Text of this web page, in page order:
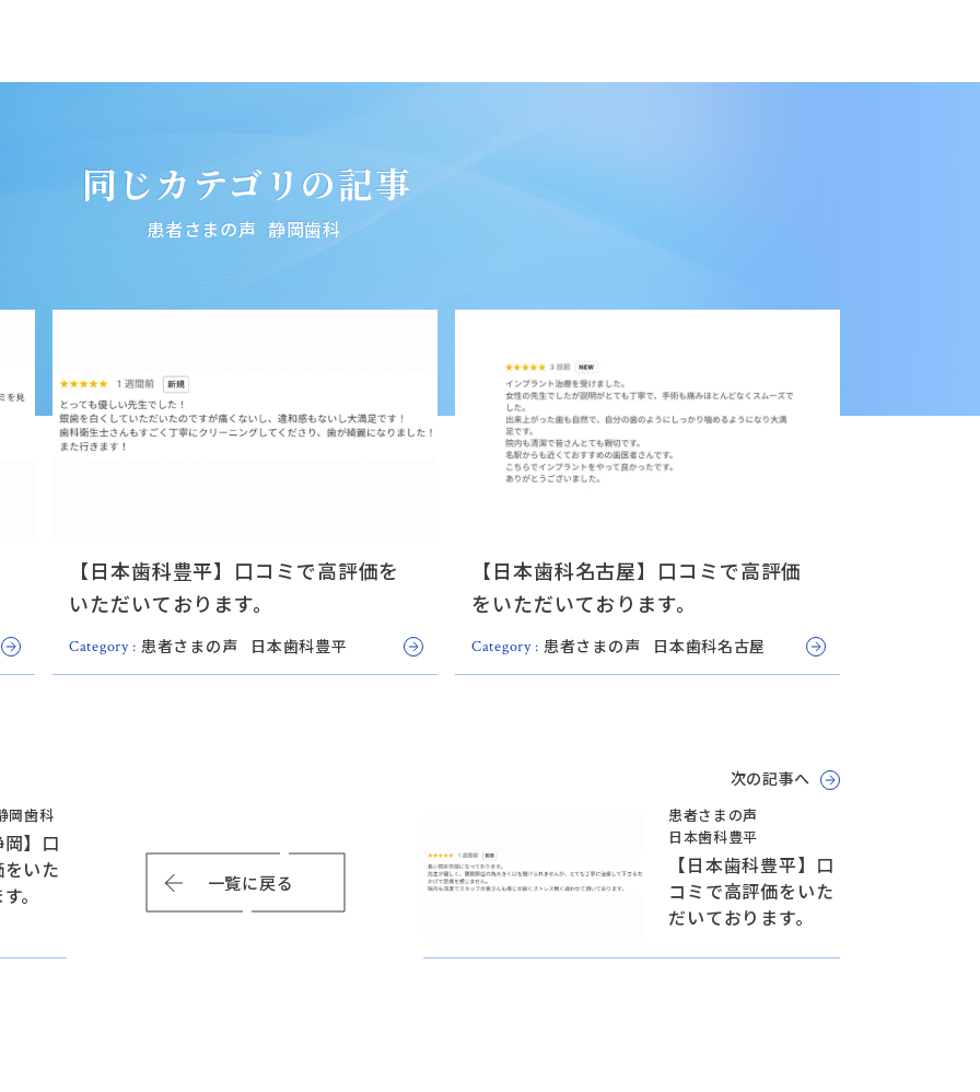
同じカテゴリの記事
患者さまの声 静岡歯科
【日本歯科豊平】口コミで高評価を
いただいております。
Category : 患者さまの声 日本歯科豊平
【日本歯科名古屋】口コミで高評価
をいただいております。
Category : 患者さまの声 日本歯科名古屋
岡歯科
】口
いた
。
一覧に戻る
次の記事へ
患者さまの声
日本歯科豊平
【日本歯科豊平】口
コミで高評価をいた
だいております。